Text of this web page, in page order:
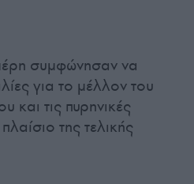
συμφώνησαν να
για το μέλλον του
και τις πυρηνικές
της τελικής